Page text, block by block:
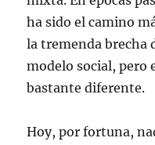
ha sido el camino
la tremenda brecha
modelo social, pero
bastante diferente.
Hoy, por fortuna,